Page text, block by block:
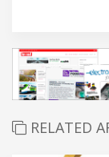
RELATED